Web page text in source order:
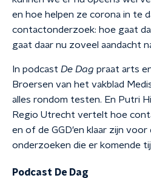
en hoe helpen ze corona in te
contactonderzoek: hoe gaat
gaat daar nu zoveel aandacht
In podcast De Dag praat arts
Broersen van het vakblad
alles rondom testen. En Putri
Regio Utrecht vertelt hoe
en of de GGD'en klaar zijn voor
onderzoeken die er komende
Podcast De Dag